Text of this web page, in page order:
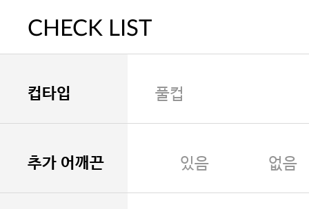
CHECK LIST
컵타입 풀컵
추가 어깨끈 있음 없음